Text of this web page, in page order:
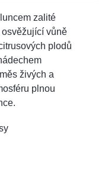
zalité
osvěžující vůně
plodů
živých a
plnou